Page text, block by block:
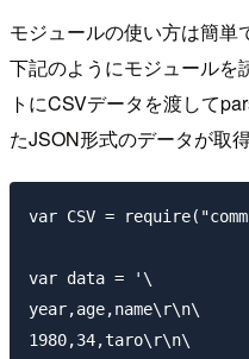
モジュールの使い方は簡単
下記のようにモジュールを
トにCSVデータを渡して
たJSON形式のデータが取得
var CSV =
var data = '\
year,age,name\r\n\
1980,34,taro\r\n\